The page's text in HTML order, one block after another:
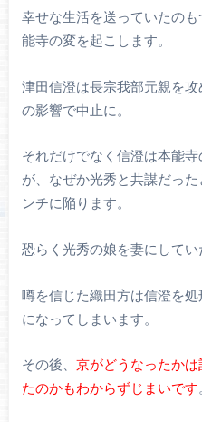
幸せな生活を送っていたの
能寺の変を起こします。
津田信澄は長宗我部元親を
の影響で中止に。
それだけでなく信澄は本能
が、なぜか光秀と共謀だっ
ンチに陥ります。
恐らく光秀の娘を妻にしてい
噂を信じた織田方は信澄を
になってしまいます。
その後、 京がどうなったか
たのかもわからずじまいです